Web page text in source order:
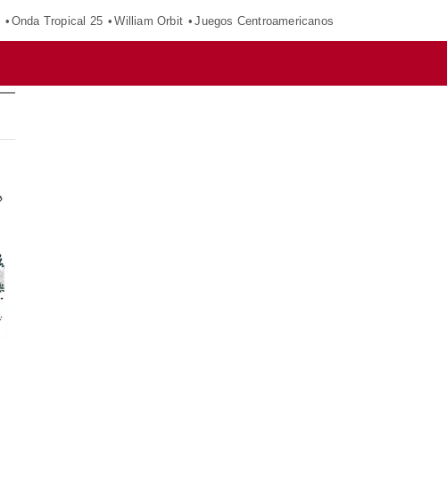
Onda Tropical 25 William Orbit Juegos Centroamericanos